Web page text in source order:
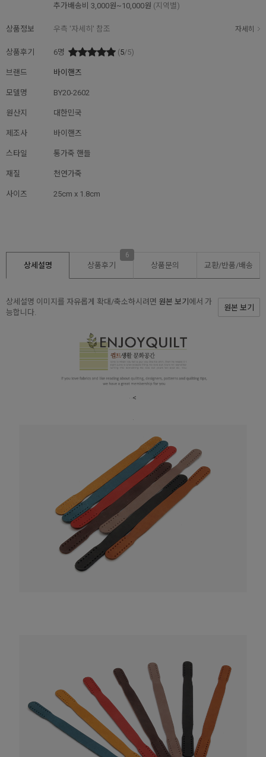
추가배송비 3,000원~10,000원 (지역별)
상품정보 우측 '자세히' 참조 자세히
상품후기 6명 (5/5)
브랜드 바이핸즈
모델명 BY20-2602
원산지 대한민국
제조사 바이핸즈
스타일 통가죽 핸들
재질 천연가죽
사이즈 25cm x 1.8cm
상세설명 상품후기
6
상품문의 교환/반품/배송
상세설명 이미지를 자유롭게 확대/축소하시려면 원본 보기 에서 가
능합니다.
원본 보기